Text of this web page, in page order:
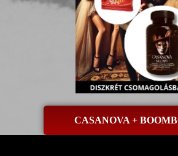
CASANOVA +